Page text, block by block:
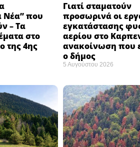
Νέα” που
– Τα
στο
της 4ης
Γιατί σταματούν
προσωρινά οι
εγκατάστασης
αερίου στο
ανακοίνωση που
ο δήμος
5 Αυγούστου 2026